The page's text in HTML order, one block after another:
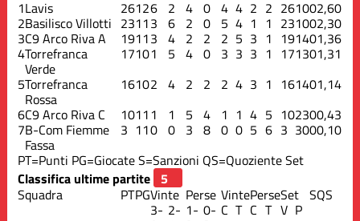
1Lavis 26126 2 4 0 4 4 2 2 261002,60
2Basilisco Villotti 23113 6 2 0 5 4 1 1 231002,30
3C9 Arco Riva A 19113 4 2 2 2 5 3 1 191401,36
4Torrefranca
Verde
17101 5 4 0 3 3 3 1 171301,31
5Torrefranca
Rossa
16102 4 2 2 2 4 3 1 161401,14
6C9 Arco Riva C 1011 1 1 5 4 1 1 4 5 102300,43
7B-Com Fiemme
Fassa
3 110 0 3 8 0 0 5 6 3 3000,10
PT=Punti PG=GiocateS=Sanzioni QS=Quoziente Set
Classifica ultime partite
Squadra
PTPGVinte Perse VintePerseSet SQS
3- 2- 1- 0- C T C T V P